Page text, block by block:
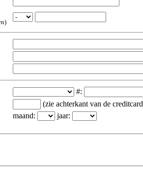
#:
(zie achterkant van de
maand:
jaar: